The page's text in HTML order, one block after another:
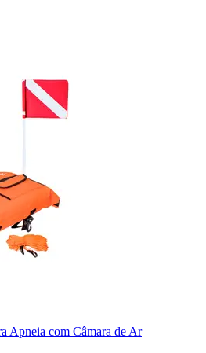
Apneia com Câmara de Ar